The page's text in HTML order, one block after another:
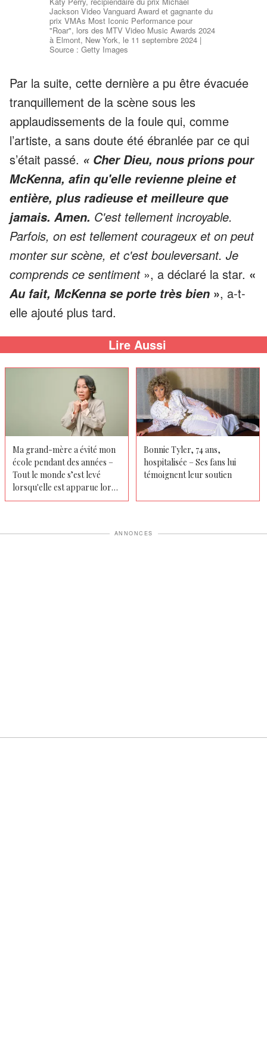
Jackson Video Vanguard Award et gagnante du
prix VMAs Most Iconic Performance pour
"Roar", lors des MTV Video Music Awards 2024
à Elmont, New York, le 11 septembre 2024 |
Source : Getty Images
Par la suite, cette dernière a pu être évacuée
tranquillement de la scène sous les
applaudissements de la foule qui, comme
l’artiste, a sans doute été ébranlée par ce qui
s’était passé. « Cher Dieu, nous prions pour
McKenna, afin qu'elle revienne pleine et
entière, plus radieuse et meilleure que
jamais. Amen. C'est tellement incroyable.
Parfois, on est tellement courageux et on peut
monter sur scène, et c'est bouleversant. Je
comprends ce sentiment », a déclaré la star. «
Au fait, McKenna se porte très bien », a-t-
elle ajouté plus tard.
Lire Aussi
Ma grand-mère a évité mon
école pendant des années –
Tout le monde s’est levé
lorsqu'elle est apparue lors
de ma remise de diplôme
Bonnie Tyler, 74 ans,
hospitalisée – Ses fans lui
témoignent leur soutien
ANNONCES